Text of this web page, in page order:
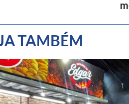
TAMBÉM